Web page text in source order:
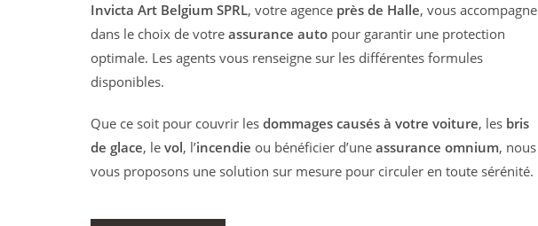
Invicta Art Belgium SPRL, votre agence près de Halle, vous accompagne
dans le choix de votre assurance auto pour garantir une protection
optimale. Les agents vous renseigne sur les différentes formules
disponibles.
Que ce soit pour couvrir les dommages causés à votre voiture, les bris
de glace, le vol, l’incendie ou bénéficier d’une assurance omnium, nous
vous proposons une solution sur mesure pour circuler en toute sérénité.